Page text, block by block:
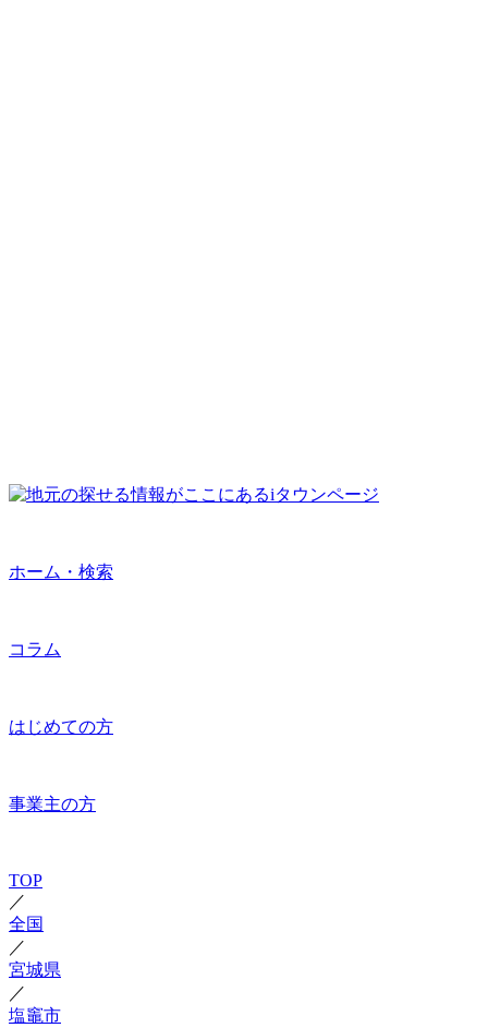
ホーム・検索
コラム
はじめての方
事業主の方
TOP
／
全国
／
宮城県
／
塩竈市